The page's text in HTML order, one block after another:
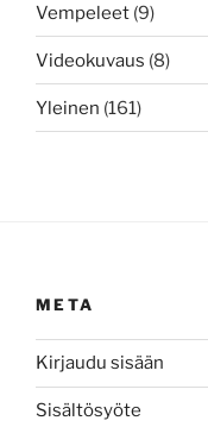
Vempeleet (9)
Videokuvaus (8)
Yleinen (161)
META
Kirjaudu sisään
Sisältösyöte